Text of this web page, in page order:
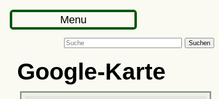
Menu
Suchen
Google-Karte